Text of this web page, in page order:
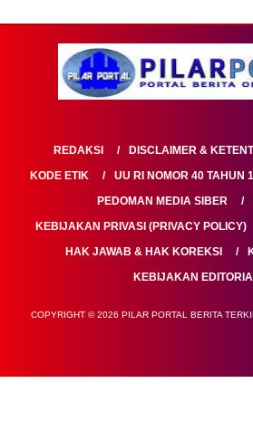
REDAKSI
DISCLAIMER &
KODE ETIK
UU RI NOMOR 40 TAHUN
PEDOMAN MEDIA SIBER
KEBIJAKAN PRIVASI (PRIVACY POLICY)
HAK JAWAB & HAK KOREKSI
KEBIJAKAN
COPYRIGHT © 2026 PILAR PORTAL BERITA